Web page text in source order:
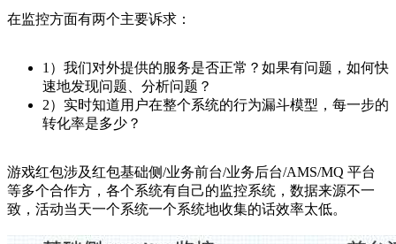
在监控方面有两个主要诉求：
1）我们对外提供的服务是否正常？如果有问题，如何快
速地发现问题、分析问题？
2）实时知道用户在整个系统的行为漏斗模型，每一步的
转化率是多少？
游戏红包涉及红包基础侧/业务前台/业务后台/AMS/MQ 平台
等多个合作方，各个系统有自己的监控系统，数据来源不一
致，活动当天一个系统一个系统地收集的话效率太低。